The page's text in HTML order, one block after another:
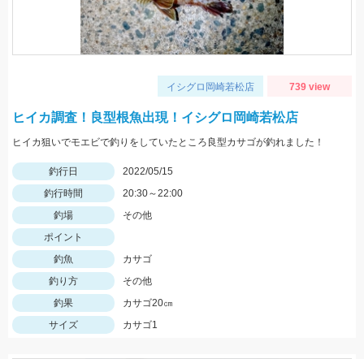
イシグロ岡崎若松店 739 view
ヒイカ調査！良型根魚出現！イシグロ岡崎若松店
ヒイカ狙いでモエビで釣りをしていたところ良型カサゴが釣れました！
釣行日
2022/05/15
釣行時間
20:30～22:00
釣場
その他
ポイント
釣魚
カサゴ
釣り方
その他
釣果
カサゴ20㎝
サイズ
カサゴ1